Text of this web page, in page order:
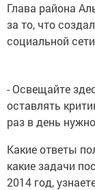
Глава района
за то, что
социальной
- Освещайте
оставлять
раз в день
Какие ответы
какие задачи
2014 год,